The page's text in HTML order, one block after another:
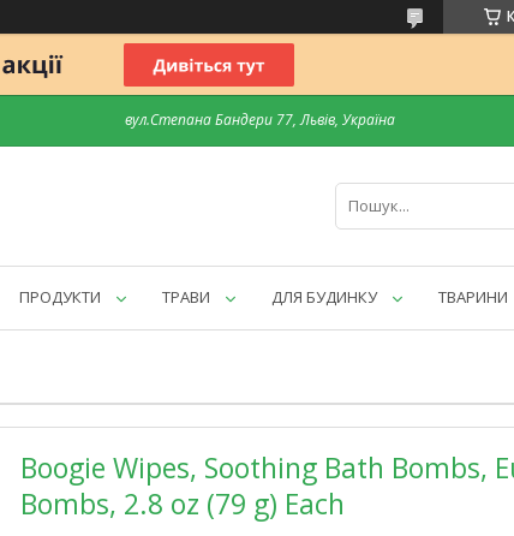
вул.Степана Бандери 77, Львів, Україна
ПРОДУКТИ ТРАВИ ДЛЯ БУДИНКУ ТВАРИНИ
Boogie Wipes, Soothing Bath Bombs,
Bombs, 2.8 oz (79 g) Each